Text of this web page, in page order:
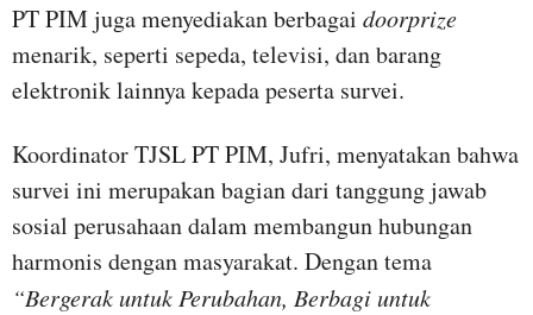
PT PIM juga menyediakan berbagai doorprize
menarik, seperti sepeda, televisi, dan barang
elektronik lainnya kepada peserta survei.
Koordinator TJSL PT PIM, Jufri, menyatakan bahwa
survei ini merupakan bagian dari tanggung jawab
sosial perusahaan dalam membangun hubungan
harmonis dengan masyarakat. Dengan tema
“Bergerak untuk Perubahan, Berbagi untuk